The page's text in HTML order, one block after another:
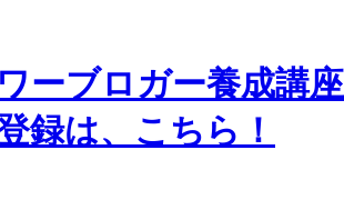
ーブロガー養成講
録は、こちら！